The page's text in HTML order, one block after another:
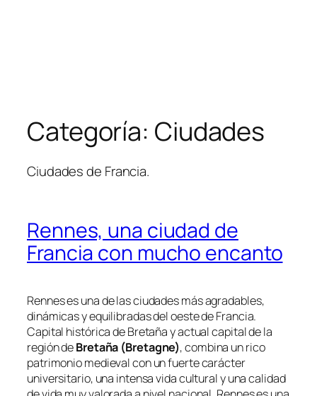
Categoría: Ciudades
Ciudades de Francia.
Rennes, una ciudad de
Francia con mucho encanto
Rennes es una de las ciudades más agradables,
dinámicas y equilibradas del oeste de Francia.
Capital histórica de Bretaña y actual capital de la
región deBretaña (Bretagne), combina un rico
patrimonio medieval con un fuerte carácter
universitario, una intensa vida cultural y una calidad